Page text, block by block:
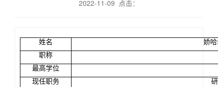
2022-11-09 点击：
姓名
娇
职称
最高学位
现任职务